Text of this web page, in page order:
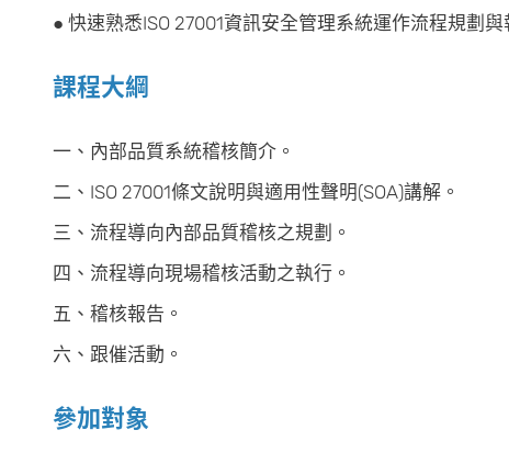
● 快速熟悉ISO 27001資訊安全管理系統運作流程規劃與
課程大綱
一、內部品質系統稽核簡介。
二、ISO 27001條文說明與適用性聲明(SOA)講解。
三、流程導向內部品質稽核之規劃。
四、流程導向現場稽核活動之執行。
五、稽核報告。
六、跟催活動。
參加對象